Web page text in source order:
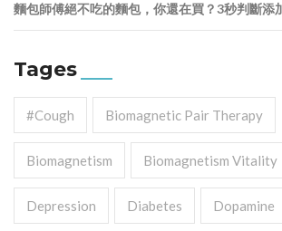
麵包師傅絕不吃的麵包，你還在買？3秒判斷添
Tages
#cough Biomagnetic Pair Therapy
Biomagnetism Biomagnetism Vitality
Depression Diabetes Dopamine